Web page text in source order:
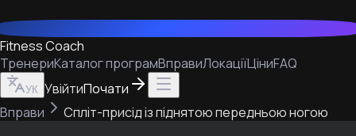
Fitness Coach
ТренериКаталог програмВправиЛокаціїЦіниFAQ
УК УвійтиПочати
Вправи
Спліт-присід із піднятою передньою ногою